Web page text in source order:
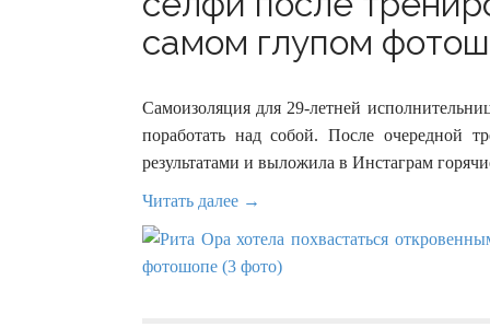
самом глупом
Самоизоляция для 29-летней
поработать над собой. После очередной
результатами и выложила в Инстаграм
Читать далее →